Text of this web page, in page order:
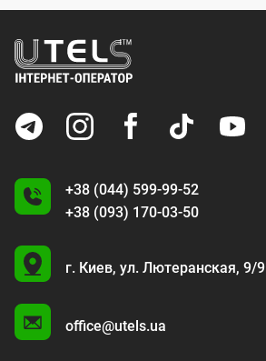
+38 (044) 599-99-52
+38 (093) 170-03-50
U
г. Киев, ул. Лютеранская, 9/9
office@utels.ua